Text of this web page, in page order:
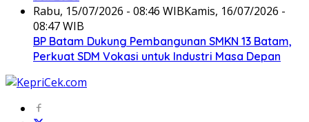
Rabu, 15/07/2026 - 08:46 WIBKamis, 16/07/2026 -
08:47 WIB
BP Batam Dukung Pembangunan SMKN 13 Batam,
Perkuat SDM Vokasi untuk Industri Masa Depan